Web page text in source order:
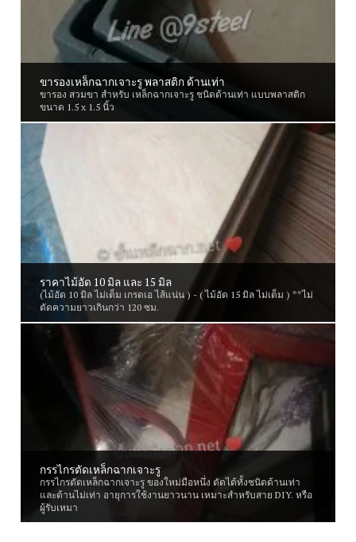
ขารองเหล็กฉากเจาะรู พลาสติก ด้านเท่า
ขารอง สวมขา สำหรับ เหล็กฉากเจาะรู ชนิดด้านเท่า แบบพลาสติก
ขนาด 1.5 x 1.5 นิ้ว
ราคาไม้อัด 10 มิล และ 15 มิล
(ไม้อัด 10 มิล ไม่เต็ม เกรดเอ ไส้แน่น ) - ( ไม้อัด 15 มิล ไม่เต็ม ) **ไม่
ตัดความยาวเกินกว่า 120 ซม.
กรรไกรตัดเหล็กฉากเจาะรู
กรรไกรตัดเหล็กฉากเจาะรู ของใหม่มือหนึ่ง ตัดได้ทั้งชนิดด้านเท่า
และด้านไม่เท่า อายุการใช้งานยาวนาน เหมาะสำหรับสาย DIY. หรือ
ผู้รับเหมา